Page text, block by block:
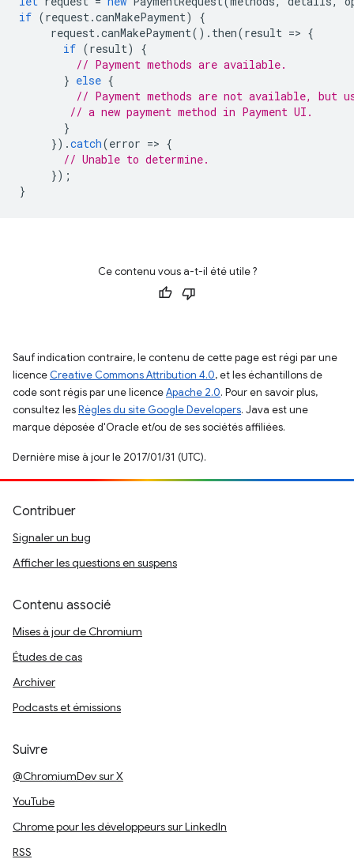
if (request.canMakePayment)
{
request.canMakePayment(). then(result => {
if (result)
{
// Payment methods are available.
} else {
// Payment methods are not available, but
// a new payment method in Payment UI.
}
}).catch(error => {
// Unable to determine.
});
}
Ce contenu vous a-t-il été utile ?
Sauf indication contraire, le contenu de cette page est régi par une
licence Creative Commons Attribution 4.0, et les échantillons de
code sont régis par une licenceApache 2.0. Pour en savoir plus,
consultez lesRègles du site Google Developers. Java est une
marque déposée d'Oracle et/ou de ses sociétés affiliées.
Dernière mise à jour le 2017/01/31 (UTC).
Contribuer
Signaler un bug
Afficher les questions en suspens
Contenu associé
Mises à jour de Chromium
Études de cas
Archiver
Podcasts et émissions
Suivre
@ChromiumDev sur X
YouTube
Chrome pour les développeurs sur LinkedIn
RSS